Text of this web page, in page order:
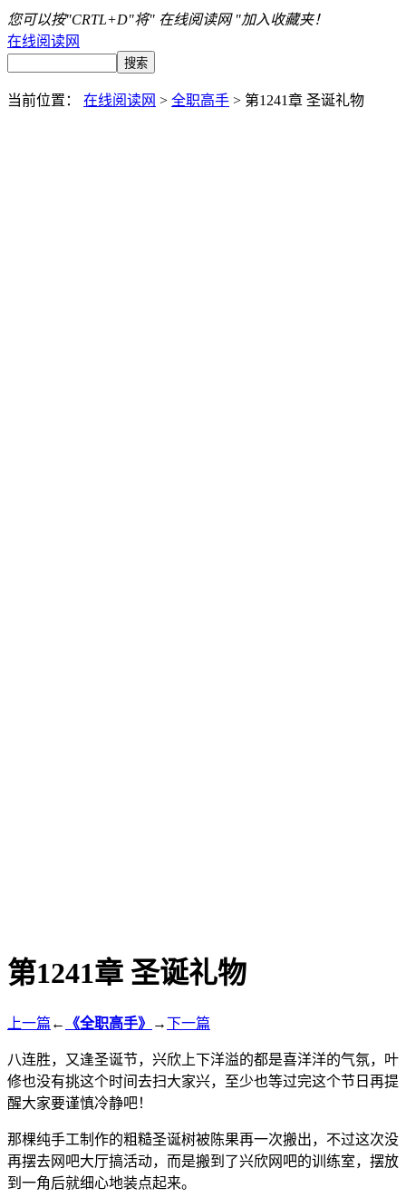
您可以按"CRTL+D"将" 在线阅读网 "加入收藏夹！
在线阅读网
当前位置： 在线阅读网 > 全职高手 > 第1241章 圣诞礼物
第1241章 圣诞礼物
上一篇 ← 《全职高手》 →下一篇
八连胜，又逢圣诞节，兴欣上下洋溢的都是喜洋洋的气氛，叶
修也没有挑这个时间去扫大家兴，至少也等过完这个节日再提
醒大家要谨慎冷静吧！
那棵纯手工制作的粗糙圣诞树被陈果再一次搬出，不过这次没
再摆去网吧大厅搞活动，而是搬到了兴欣网吧的训练室，摆放
到一角后就细心地装点起来。